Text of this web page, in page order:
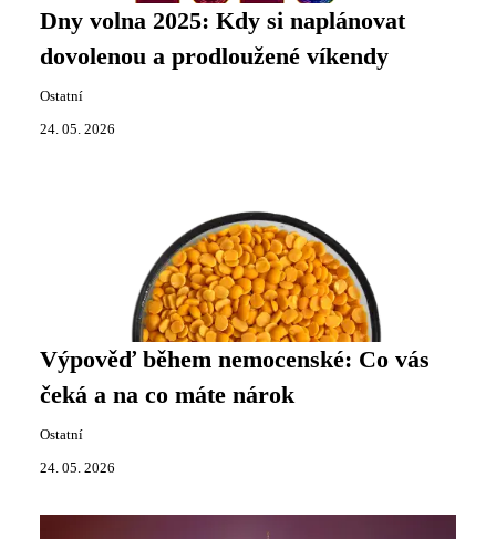
Dny volna 2025: Kdy si naplánovat
dovolenou a prodloužené víkendy
Ostatní
24. 05. 2026
Výpověď během nemocenské: Co vás
čeká a na co máte nárok
Ostatní
24. 05. 2026